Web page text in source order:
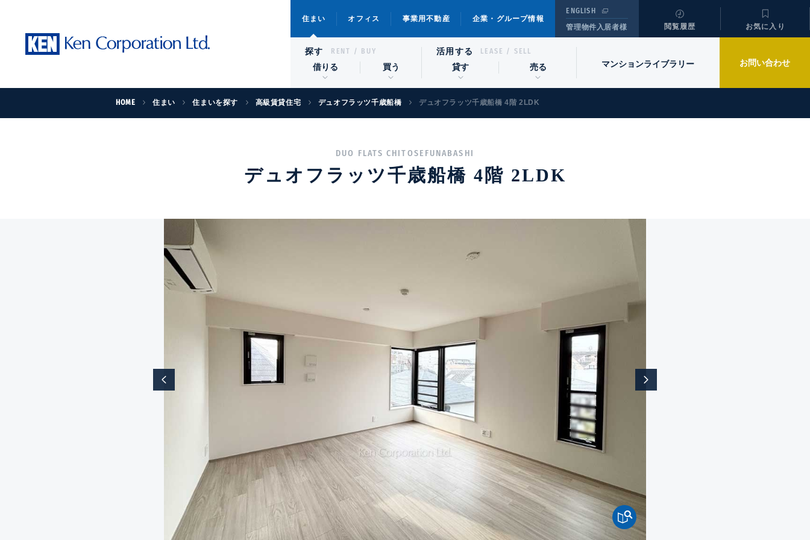
住まい オフィス 事業用不動産 企業・グループ情報
ENGLISH
管理物件入居者様
閲覧履歴 お気に入り
探す RENT / BUY
借りる 買う
活用する LEASE / SELL
貸す 売る マンションライブラリー お問い合わせ
HOME 住まい 住まいを探す 高級賃貸住宅 デュオフラッツ千歳船橋 デュオフラッツ千歳船橋 4階 2LDK
DUO FLATS CHITOSEFUNABASHI
デュオフラッツ千歳船橋 4階 2LDK